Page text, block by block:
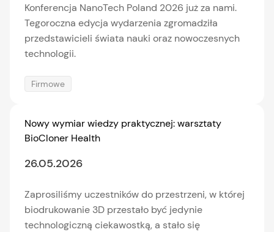
Konferencja NanoTech Poland 2026 już za nami.
Tegoroczna edycja wydarzenia zgromadziła
przedstawicieli świata nauki oraz nowoczesnych
technologii.
Firmowe
Nowy wymiar wiedzy praktycznej: warsztaty
BioCloner Health
26.05.2026
Zaprosiliśmy uczestników do przestrzeni, w której
biodrukowanie 3D przestało być jedynie
technologiczną ciekawostką, a stało się